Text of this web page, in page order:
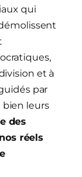
qui
et à
par
bien leurs
des
réels